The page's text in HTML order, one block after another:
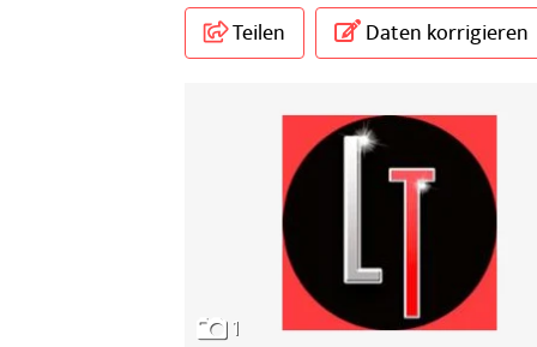
Teilen Daten korrigieren
1